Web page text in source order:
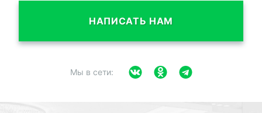
НАПИСАТЬ НАМ
Мы в сети: